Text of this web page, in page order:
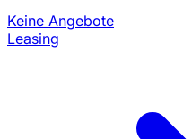
Keine Angebote
Leasing